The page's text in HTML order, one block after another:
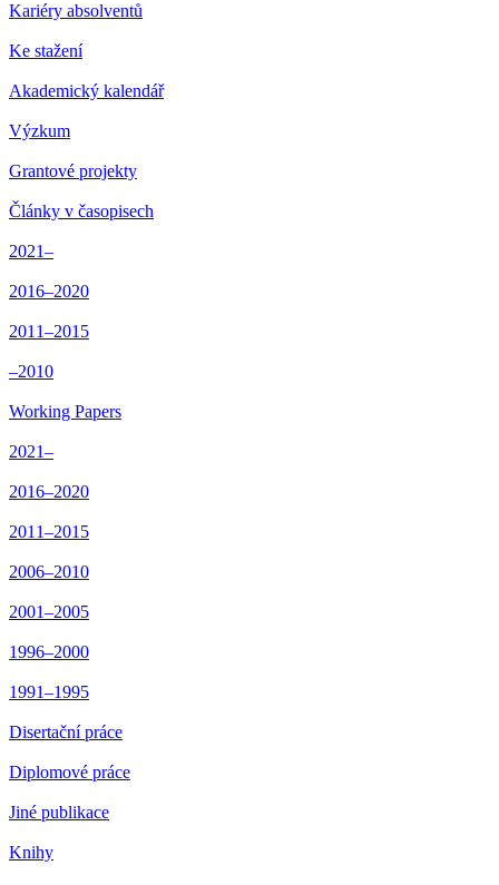
Kariéry absolventů
Ke stažení
Akademický kalendář
Výzkum
Grantové projekty
Články v časopisech
2021–
2016–2020
2011–2015
–2010
Working Papers
2021–
2016–2020
2011–2015
2006–2010
2001–2005
1996–2000
1991–1995
Disertační práce
Diplomové práce
Jiné publikace
Knihy